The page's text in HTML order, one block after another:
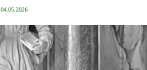
04.05.2026